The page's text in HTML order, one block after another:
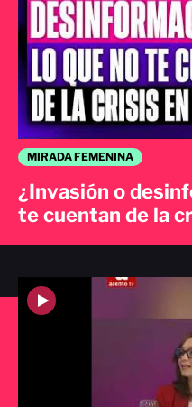
MIRADA FEMENINA
¿Invasión o
te cuentan de la